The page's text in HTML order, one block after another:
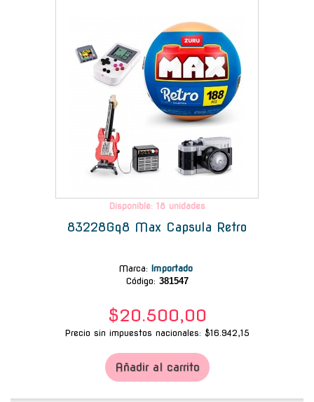
Disponible: 18 unidades
83228Gq8 Max Capsula Retro
Marca: Importado
Código: 381547
$20.500,00
Precio sin impuestos nacionales: $16.942,15
Añadir al carrito